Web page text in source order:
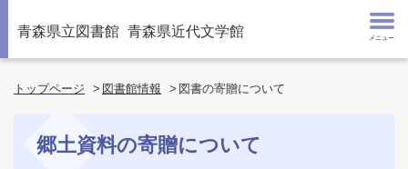
青森県立図書館 青森県近代文学館 メニュー
トップページ 図書館情報 図書の寄贈について
郷土資料の寄贈について